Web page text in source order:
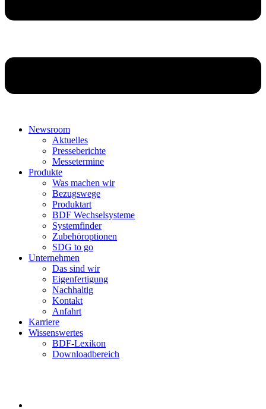
Newsroom
Aktuelles
Presseberichte
Messetermine
Produkte
Was machen wir
Bezugswege
Produktart
BDF Wechselsysteme
Systemfinder
Zubehöroptionen
SDG to go
Unternehmen
Das sind wir
Eigenfertigung
Nachhaltig
Kontakt
Anfahrt
Karriere
Wissenswertes
BDF-Lexikon
Downloadbereich